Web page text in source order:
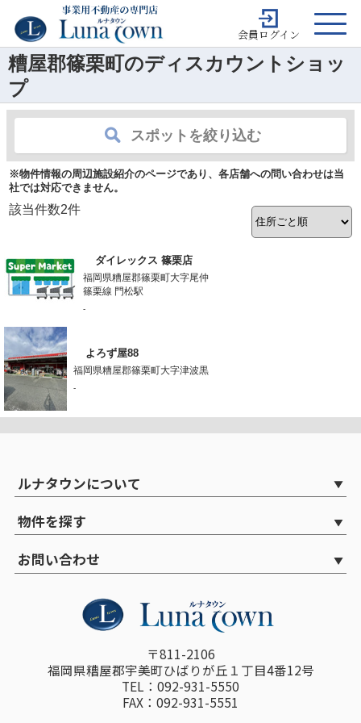
会員ログイン
糟屋郡篠栗町のディスカウントショッ
プ
スポットを絞り込む
※物件情報の周辺施設紹介のページであり、各店舗への問い合わせは当
社では対応できません。
該当件数2件
ダイレックス 篠栗店
福岡県糟屋郡篠栗町大字尾仲
篠栗線 門松駅
-
よろず屋88
福岡県糟屋郡篠栗町大字津波黒
-
ルナタウンについて
物件を探す
お問い合わせ
〒811-2106
福岡県糟屋郡宇美町ひばりが丘１丁目4番12号
TEL：092-931-5550
FAX：092-931-5551